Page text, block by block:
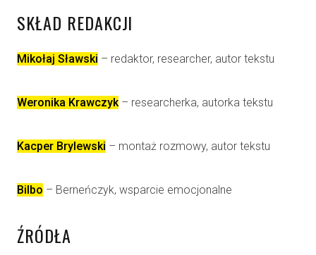
SKŁAD REDAKCJI
Mikołaj Sławski – redaktor, researcher, autor tekstu
Weronika Krawczyk– researcherka, autorka tekstu
Kacper Brylewski – montaż rozmowy, autor tekstu
Bilbo – Berneńczyk, wsparcie emocjonalne
ŹRÓDŁA